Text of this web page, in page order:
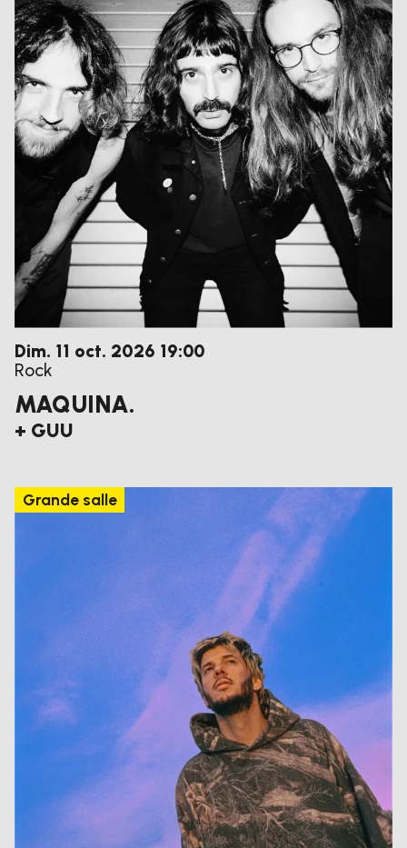
dimanche
Dim. 11 octobre
oct. 2026 19:00
Rock
MAQUINA.
+ GUU
Grande salle